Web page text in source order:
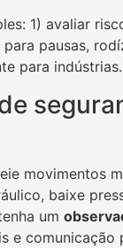
1) avaliar
pausas,
para indústrias.
movimentos
baixe
um
e